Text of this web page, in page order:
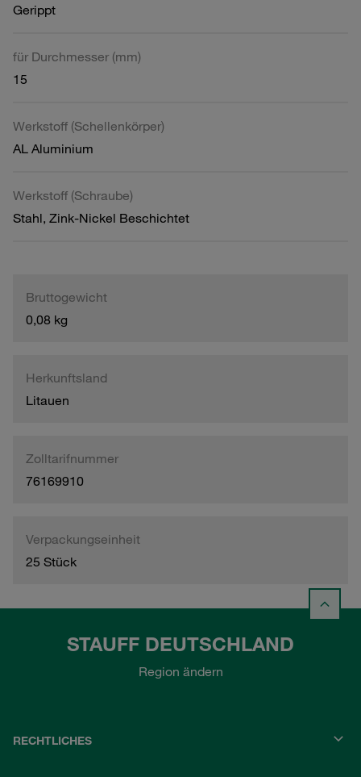
Gerippt
für Durchmesser (mm)
15
Werkstoff (Schellenkörper)
AL Aluminium
Werkstoff (Schraube)
Stahl, Zink-Nickel Beschichtet
Bruttogewicht
0,08 kg
Herkunftsland
Litauen
Zolltarifnummer
76169910
Verpackungseinheit
25 Stück
STAUFF DEUTSCHLAND
Region ändern
RECHTLICHES